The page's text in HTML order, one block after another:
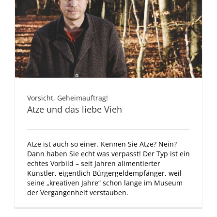
Vorsicht, Geheimauftrag!
Atze und das liebe Vieh
Atze ist auch so einer. Kennen Sie Atze? Nein?
Dann haben Sie echt was verpasst! Der Typ ist ein
echtes Vorbild – seit Jahren alimentierter
Künstler, eigentlich Bürgergeldempfänger, weil
seine „kreativen Jahre“ schon lange im Museum
der Vergangenheit verstauben.